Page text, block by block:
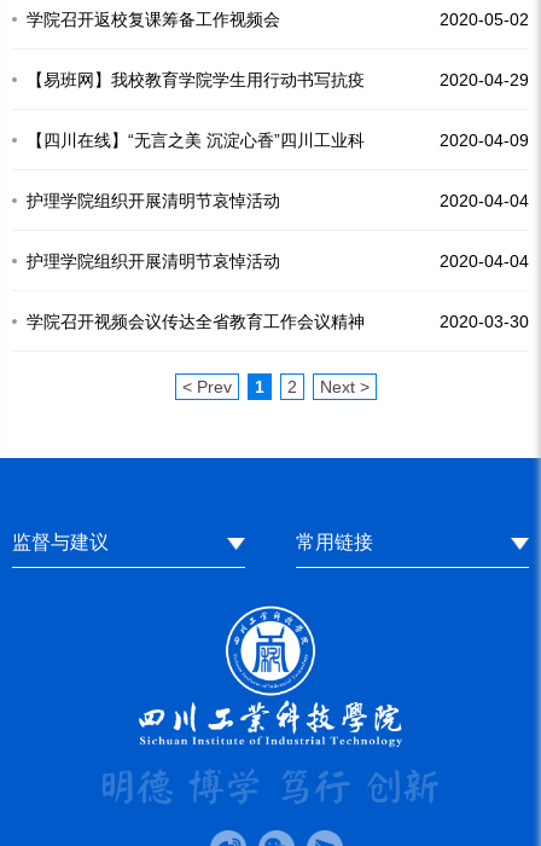
学院召开返校复课筹备工作视频会 2020-05-02
【易班网】我校教育学院学生用行动书写抗疫
必胜信念
2020-04-29
【四川在线】“无言之美 沉淀心香”四川工业科
技学院教育工作者奋战“疫”线纪实
2020-04-09
护理学院组织开展清明节哀悼活动 2020-04-04
护理学院组织开展清明节哀悼活动 2020-04-04
学院召开视频会议传达全省教育工作会议精神 2020-03-30
< Prev 1 2 Next >
监督与建议 常用链接